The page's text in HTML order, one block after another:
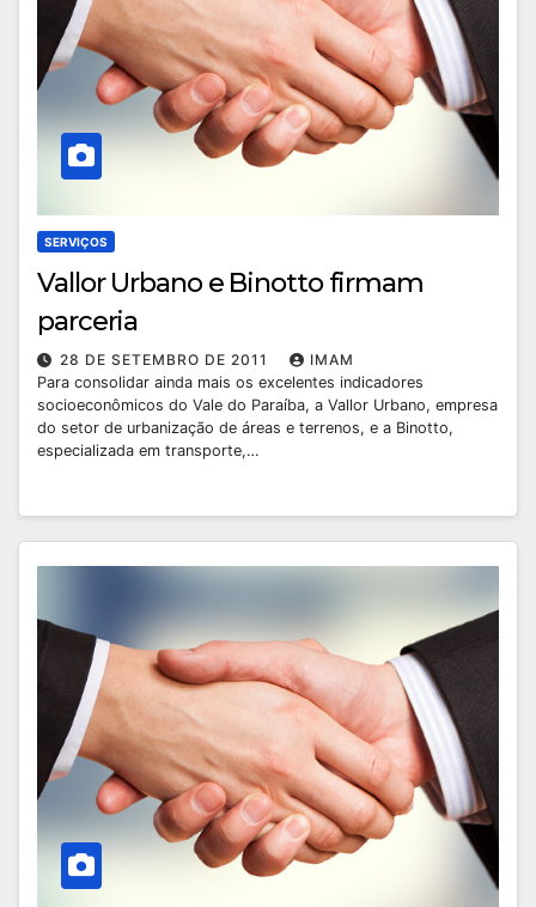
SERVIÇOS
Vallor Urbano e Binotto firmam
parceria
28 DE SETEMBRO DE 2011
IMAM
Para consolidar ainda mais os excelentes indicadores
socioeconômicos do Vale do Paraíba, a Vallor Urbano, empresa
do setor de urbanização de áreas e terrenos, e a Binotto,
especializada em transporte,…